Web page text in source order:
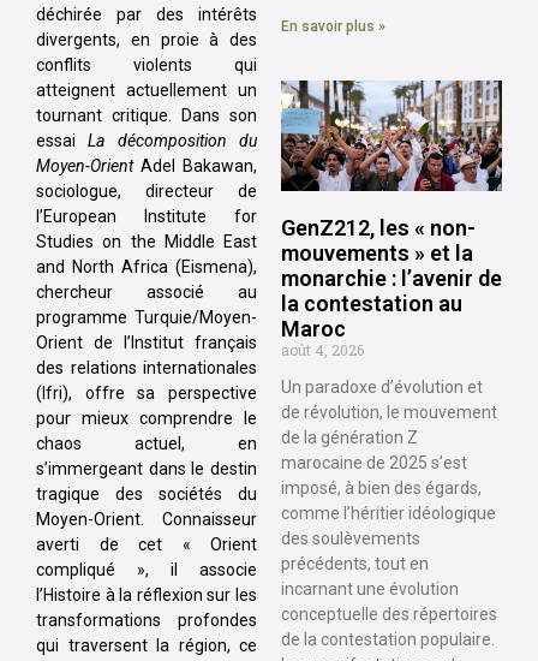
déchirée par des intérêts
divergents, en proie à des
conflits violents qui
atteignent actuellement un
tournant critique. Dans son
essaiLa décomposition du
Moyen-Orient Adel Bakawan,
sociologue, directeur de
l’European Institute for
Studies on the Middle East
and North Africa (Eismena),
chercheur associé au
programme Turquie/Moyen-
Orient de l’Institut français
des relations internationales
(Ifri), offre sa perspective
pour mieux comprendre le
chaos actuel, en
s’immergeant dans le destin
tragique des sociétés du
Moyen-Orient. Connaisseur
averti de cet « Orient
compliqué », il associe
l’Histoire à la réflexion sur les
transformations profondes
qui traversent la région, ce
En savoir plus »
GenZ212, les « non-
mouvements » et la
monarchie : l’avenir de
la contestation au
Maroc
août 4, 2026
Un paradoxe d’évolution et
de révolution, le mouvement
de la génération Z
marocaine de 2025 s’est
imposé, à bien des égards,
comme l’héritier idéologique
des soulèvements
précédents, tout en
incarnant une évolution
conceptuelle des répertoires
de la contestation populaire.